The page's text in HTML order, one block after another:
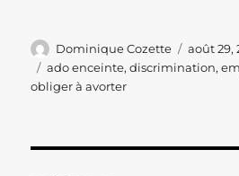
Auteur
Dominique Cozette
Publié
le
août 29,
Étiquettes
ado enceinte,discrimination,
obliger à avorter